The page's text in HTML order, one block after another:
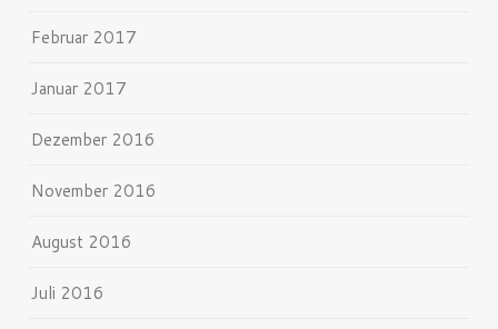
Februar 2017
Januar 2017
Dezember 2016
November 2016
August 2016
Juli 2016